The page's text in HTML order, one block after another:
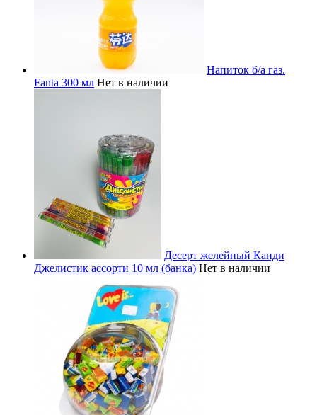
Напиток б/а газ.
Fanta 300 мл Нет в наличии
Десерт желейный Канди
Джелистик ассорти 10 мл (банка) Нет в наличии